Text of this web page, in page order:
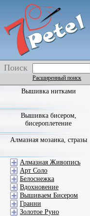
Поиск
Расширенный поиск
Вышивка нитками
Вышивка бисером,
бисероплетение
Алмазная мозаика, стразы
Алмазная Живопись
Арт Соло
Белоснежка
Вдохновение
Вышиваем Бисером
Гранни
Золотое Руно